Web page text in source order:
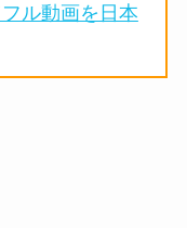
ル動画を日本